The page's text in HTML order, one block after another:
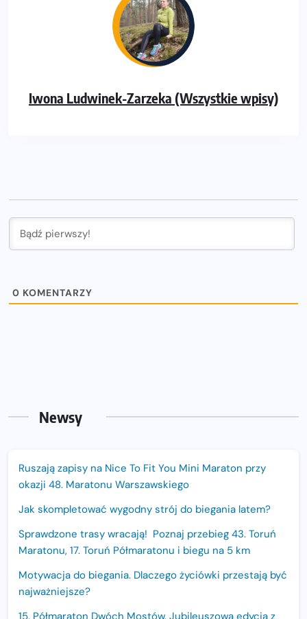
Iwona Ludwinek-Zarzeka (Wszystkie wpisy)
0 KOMENTARZY
Newsy
Ruszają zapisy na Nice To Fit You Mini Maraton przy
okazji 48. Maratonu Warszawskiego
Jak skompletować wygodny strój do biegania latem?
Sprawdzone trasy wracają! Poznaj przebieg 43. Toruń
Maratonu, 17. Toruń Półmaratonu i biegu na 5 km
Motywacja do biegania. Dlaczego życiówki przestają być
najważniejsze?
15. Półmaraton Dwóch Mostów. Jubileuszowa edycja z